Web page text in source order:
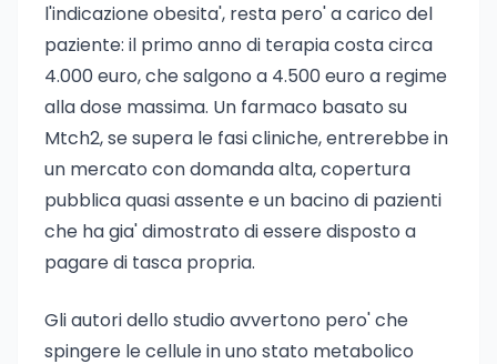
l'indicazione obesita', resta pero' a carico del
paziente: il primo anno di terapia costa circa
4.000 euro, che salgono a 4.500 euro a regime
alla dose massima. Un farmaco basato su
Mtch2, se supera le fasi cliniche, entrerebbe in
un mercato con domanda alta, copertura
pubblica quasi assente e un bacino di pazienti
che ha gia' dimostrato di essere disposto a
pagare di tasca propria.
Gli autori dello studio avvertono pero' che
spingere le cellule in uno stato metabolico